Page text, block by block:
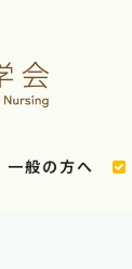
一般の方へ